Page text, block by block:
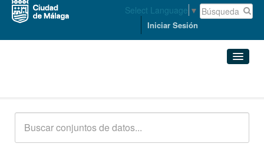
Select Language ▼
Iniciar Sesión